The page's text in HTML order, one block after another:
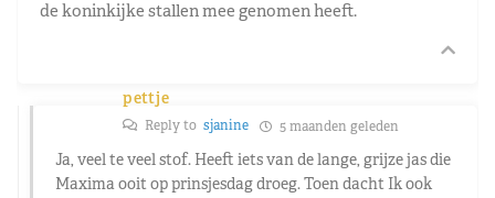
de koninkijke stallen mee genomen heeft.
pettje
Reply to sjanine 5 maanden geleden
Ja, veel te veel stof. Heeft iets van de lange, grijze jas die
Maxima ooit op prinsjesdag droeg. Toen dacht Ik ook